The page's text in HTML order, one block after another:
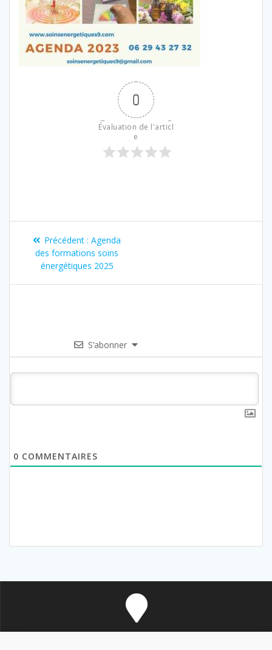
0
Évaluation de l'articl
e
Précédent : Agenda
des formations soins
énergétiques 2025
S’abonner
0 COMMENTAIRES